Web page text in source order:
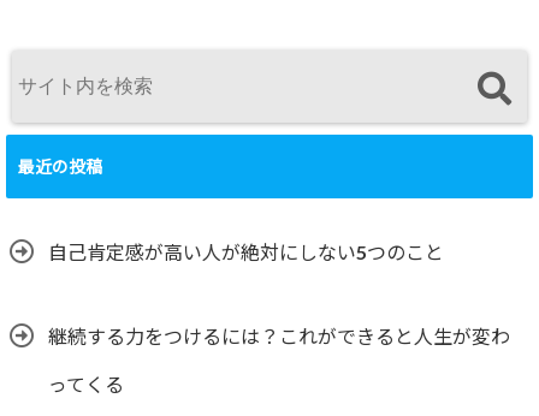
最近の投稿
自己肯定感が高い人が絶対にしない5つのこと
継続する力をつけるには？これができると人生が変わ
ってくる